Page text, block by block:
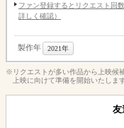
ファン登録するとリクエスト回
詳しく確認）
製作年 2021年
※リクエストが多い作品から上映候
上映に向けて準備を開始いたします
友